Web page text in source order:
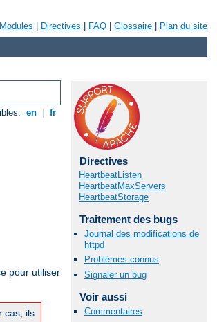
Modules Directives FAQ Glossaire Plan du site
en fr
pour utiliser
cas, ils
Directives
HeartbeatListen
HeartbeatMaxServers
HeartbeatStorage
Traitement des bugs
Journal des modifications de
httpd
Problèmes connus
Signaler un bug
Voir aussi
Commentaires